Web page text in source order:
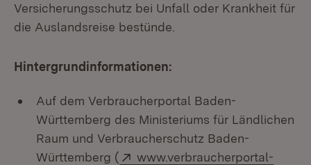
Versicherungsschutz bei Unfall oder Krankheit für
die Auslandsreise bestünde.
Hintergrundinformationen:
Auf dem Verbraucherportal Baden-
Württemberg des Ministeriums für Ländlichen
Raum und Verbraucherschutz Baden-
Württemberg (
Extern:
www.verbraucherportal-